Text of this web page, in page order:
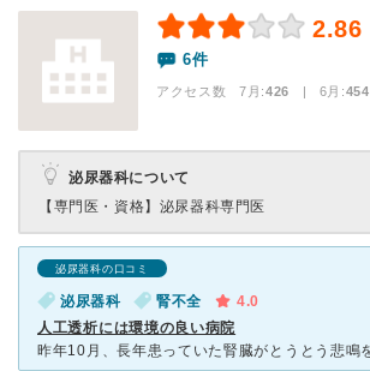
2.86
6件
アクセス数 7月:426 | 6月:454
泌尿器科について
【専門医・資格】 泌尿器科専門医
泌尿器科の口コミ
泌尿器科 腎不全
4.0
人工透析には環境の良い病院